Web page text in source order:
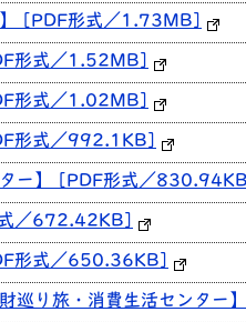
[PDF形式／1.73MB]
形式／1.52MB]
形式／1.02MB]
形式／992.1KB]
ター】 [PDF形式／
／672.42KB]
形式／650.36KB]
巡り旅・消費生活センタ